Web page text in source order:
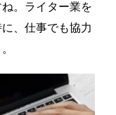
。ライター業を
、仕事でも協力